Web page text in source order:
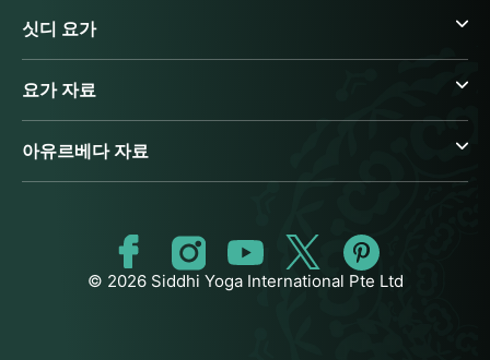
싯디 요가
요가 자료
아유르베다 자료
© 2026 Siddhi Yoga International Pte Ltd